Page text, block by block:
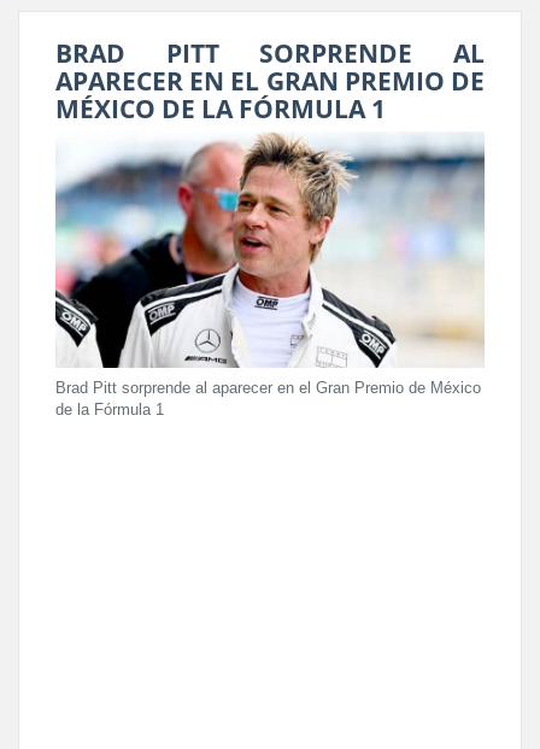
BRAD PITT SORPRENDE AL
APARECER EN EL GRAN PREMIO DE
MÉXICO DE LA FÓRMULA 1
Brad Pitt sorprende al aparecer en el Gran Premio de México
de la Fórmula 1